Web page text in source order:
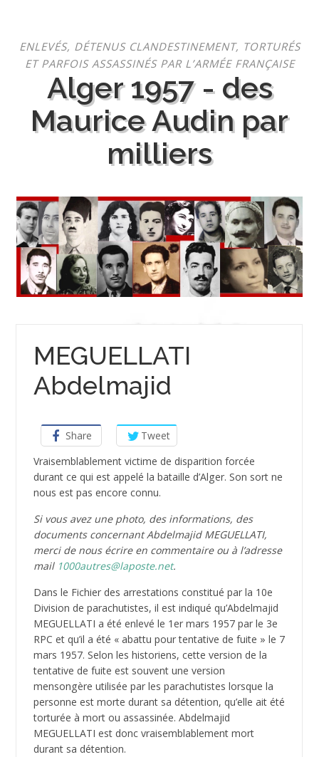
contenu
ENLEVÉS, DÉTENUS CLANDESTINEMENT, TORTURÉS
ET PARFOIS ASSASSINÉS PAR L’ARMÉE FRANÇAISE
Alger 1957 - des
Maurice Audin par
milliers
MEGUELLATI
Abdelmajid
Share
Tweet
Vraisemblablement victime de disparition forcée
durant ce qui est appelé la bataille d’Alger. Son sort ne
nous est pas encore connu.
Si vous avez une photo, des informations, des
documents concernant Abdelmajid MEGUELLATI,
merci de nous écrire en commentaire ou à l’adresse
mail 1000autres@laposte.net.
Dans le Fichier des arrestations constitué par la 10e
Division de parachutistes, il est indiqué qu’Abdelmajid
MEGUELLATI a été enlevé le 1er mars 1957 par le 3e
RPC et qu’il a été « abattu pour tentative de fuite » le 7
mars 1957. Selon les historiens, cette version de la
tentative de fuite est souvent une version
mensongère utilisée par les parachutistes lorsque la
personne est morte durant sa détention, qu’elle ait été
torturée à mort ou assassinée. Abdelmajid
MEGUELLATI est donc vraisemblablement mort
durant sa détention.